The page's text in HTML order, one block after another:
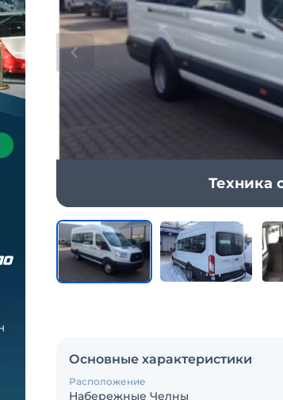
Техника
Основные характеристики
Расположение
Набережные Челны